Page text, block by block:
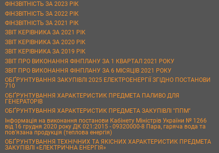
ФІНЗВІТНІСТЬ ЗА 2023 РІК
ФІНЗВІТНІСТЬ ЗА 2022 РІК
ФІНЗВІТНІСТЬ ЗА 2021 РІК
ЗВІТ КЕРІВНИКА ЗА 2021 РІК
ЗВІТ КЕРІВНИКА ЗА 2020 РІК
ЗВІТ КЕРІВНИКА ЗА 2019 РІК
ЗВІТ ПРО ВИКОНАННЯ ФІНПЛАНУ ЗА 1 КВАРТАЛ 2021 РОКУ
ЗВІТ ПРО ВИКОНАННЯ ФІНПЛАНУ ЗА 6 МІСЯЦІВ 2021 РОКУ
ОБҐРУНТУВАННЯ ЗАКУПІВЛІ 2025 ЕЛЕКТРОЕНЕРГІЇ ЗГІДНО ПОСТАНОВИ
710
ОБҐРУНТУВАННЯ ХАРАКТЕРИСТИК ПРЕДМЕТА ПАЛИВО ДЛЯ
ГЕНЕРАТОРІВ
ОБҐРУНТУВАННЯ ХАРАКТЕРИСТИК ПРЕДМЕТА ЗАКУПІВЛІ "ППМ"
Інформація на виконання постанови Кабінету Міністрів України № 1266
від 16 грудня 2020 року ДК 021:2015 - 09320000-8 Пара, гаряча вода та
пов’язана продукція (теплова енергія)
ОБҐРУНТУВАННЯ ТЕХНІЧНИХ ТА ЯКІСНИХ ХАРАКТЕРИСТИК ПРЕДМЕТА
ЗАКУПІВЛІ «ЕЛЕКТРИЧНА ЕНЕРГІЯ»